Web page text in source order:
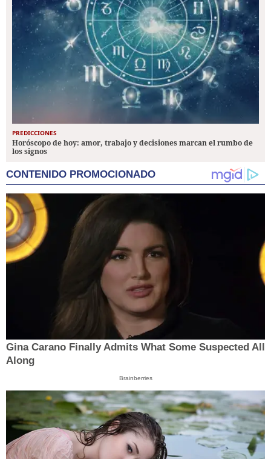
PREDICCIONES
Horóscopo de hoy: amor, trabajo y decisiones marcan el rumbo de
los signos
CONTENIDO PROMOCIONADO
Gina Carano Finally Admits What Some Suspected All
Along
Brainberries